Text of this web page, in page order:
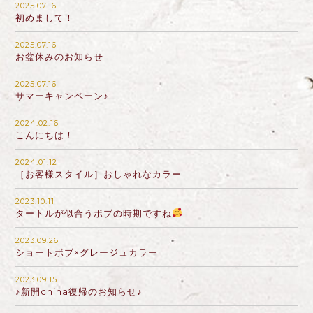
2025.07.16
初めまして！
2025.07.16
お盆休みのお知らせ
2025.07.16
サマーキャンペーン♪
2024.02.16
こんにちは！
2024.01.12
［お客様スタイル］おしゃれなカラー
2023.10.11
タートルが似合うボブの時期ですね
2023.09.26
ショートボブ×グレージュカラー
2023.09.15
♪新開china復帰のお知らせ♪